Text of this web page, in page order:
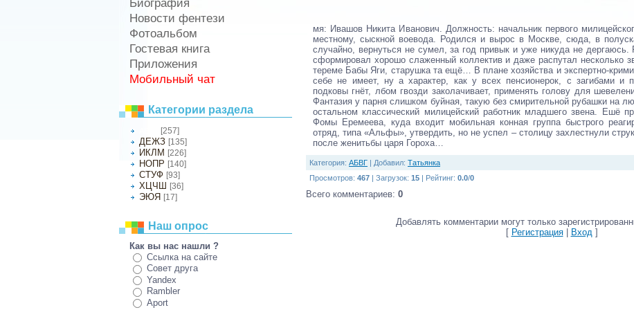
Биография
Новости фентези
Фотоальбом
Гостевая книга
Приложения
Мобильный чат
Категории раздела
[257]
ДЕЖЗ [135]
ИКЛМ [226]
НОПР [140]
СТУФ [93]
ХЦЧШ [36]
ЭЮЯ [17]
Наш опрос
Как вы нас нашли ?
Ссылка на сайте
Совет друга
Yandex
Rambler
Aport
мя: Ивашов Никита Иванович. Должность: начальник первого
местному, сыскной воевода. Родился и вырос в Москве, сюда, в
случайно, вернуться не сумел, за год привык и уже никуда не
сформировал хорошо слаженный коллектив и даже распутал несколько
тереме Бабы Яги, старушка та ещё… В плане хозяйства и экспертно-
себе не имеет, ну а характер, как у всех пенсионерок, с загибами и
подковы гнёт, лбом гвозди заколачивает, применять голову для
Фантазия у парня слишком буйная, такую без смирительной рубашки на
остальном классический милицейский работник младшего звена. Ешё
Фомы Еремеева, куда входит мобильная конная группа быстрого
отряд, типа «Альфы», утвердить, но не успел – столицу захлестнули
после женитьбы царя Гороха…
Категория: АБВГ Добавил: Татьянка
Просмотров: 467 Загрузок: 15 Рейтинг: 0.0/0
Всего комментариев: 0
Добавлять комментарии могут только
[ Регистрация| Вход]